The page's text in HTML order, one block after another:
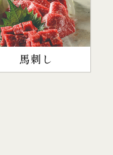
馬刺し